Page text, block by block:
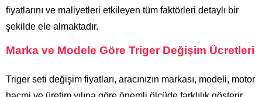
fiyatlarını ve maliyetleri etkileyen tüm faktörleri detaylı bir
şekilde ele almaktadır.
Marka ve Modele Göre Triger Değişim Ücretleri
Triger seti değişim fiyatları, aracınızın markası, modeli, motor